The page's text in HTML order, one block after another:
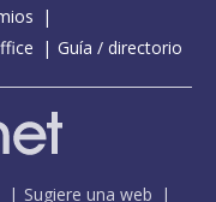
Guía / directorio
Sugiere una web